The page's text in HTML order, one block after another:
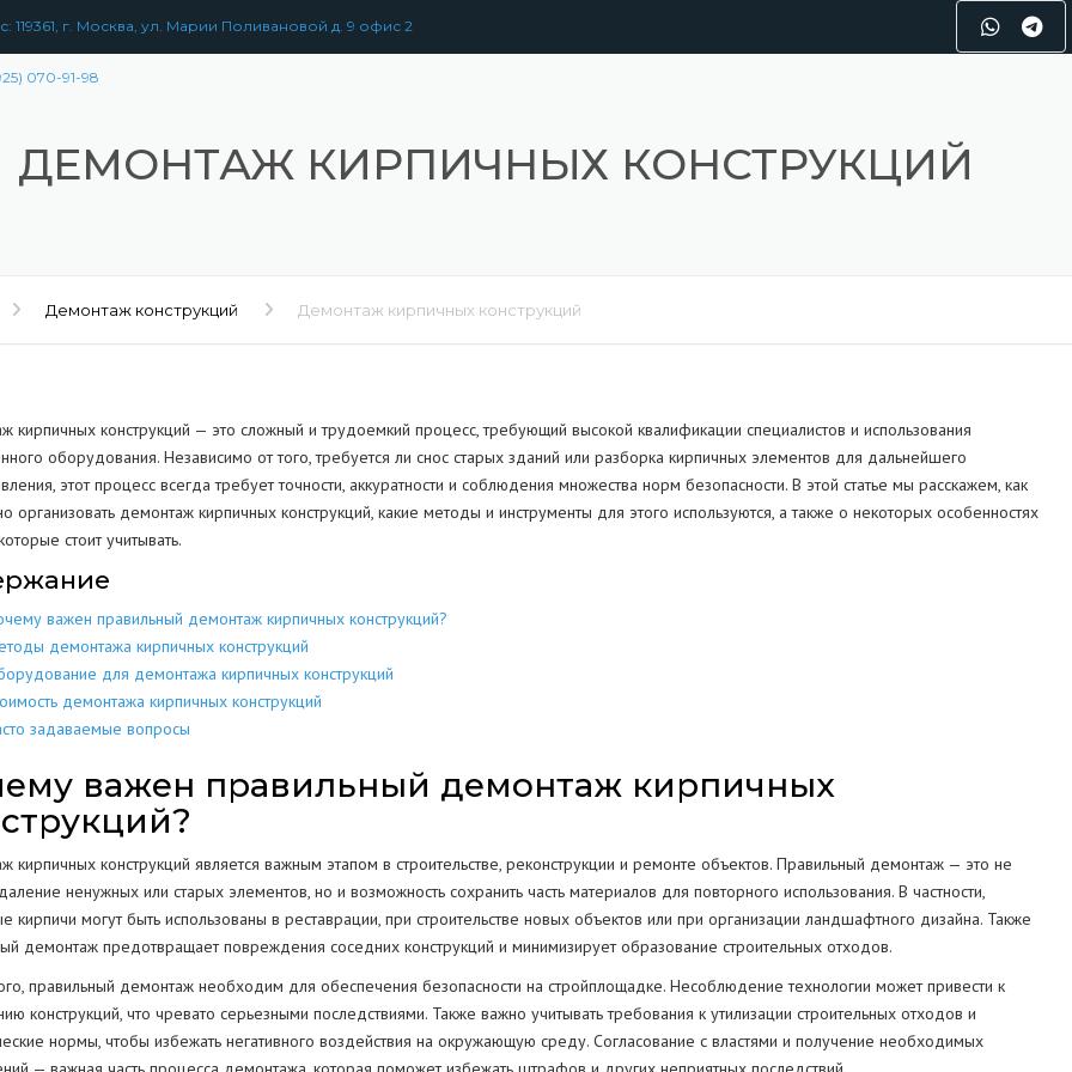
119361, г. Москва, ул. Марии Поливановой д. 9 офис 2
070-91-98
ЗДАНИЙ РАЗБОРКА
АНГАРОВ
ПРОМЫШЛЕННЫХ ТРУБ
КОНСТРУКЦИЙ
ЖЕЛЕЗОБЕТОННЫХ
БЕТОННЫХ
КОЛОНН
СТЕН
ДЕМОНТАЖ КИРПИЧНЫХ КОНСТРУКЦИЙ
Демонтаж конструкций Демонтаж кирпичных конструкций
кирпичных конструкций — это сложный и трудоемкий процесс, требующий высокой квалификации специалистов и использования
оборудования. Независимо от того, требуется ли снос старых зданий или разборка кирпичных элементов для дальнейшего
этот процесс всегда требует точности, аккуратности и соблюдения множества норм безопасности. В этой статье мы расскажем, как
организовать демонтаж кирпичных конструкций, какие методы и инструменты для этого используются, а также о некоторых особенностях
стоит учитывать.
важен правильный демонтаж кирпичных конструкций?
демонтажа кирпичных конструкций
для демонтажа кирпичных конструкций
демонтажа кирпичных конструкций
задаваемые вопросы
важен правильный демонтаж кирпичных
кирпичных конструкций является важным этапом в строительстве, реконструкции и ремонте объектов. Правильный демонтаж — это не
ненужных или старых элементов, но и возможность сохранить часть материалов для повторного использования. В частности,
кирпичи могут быть использованы в реставрации, при строительстве новых объектов или при организации ландшафтного дизайна. Также
демонтаж предотвращает повреждения соседних конструкций и минимизирует образование строительных отходов.
правильный демонтаж необходим для обеспечения безопасности на стройплощадке. Несоблюдение технологии может привести к
конструкций, что чревато серьезными последствиями. Также важно учитывать требования к утилизации строительных отходов и
нормы, чтобы избежать негативного воздействия на окружающую среду. Согласование с властями и получение необходимых